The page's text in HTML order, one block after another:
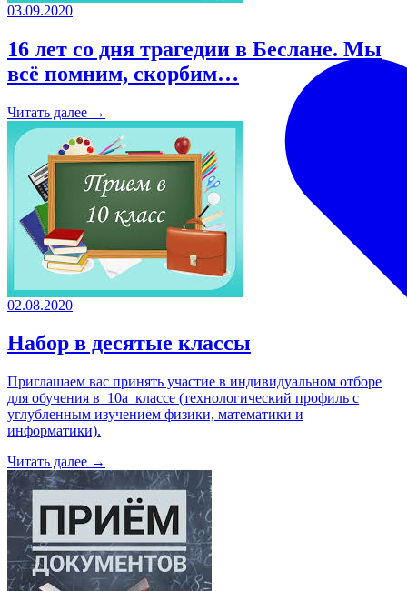
03.09.2020
16 лет со дня трагедии в Беслане. Мы
всё помним, скорбим…
Читать далее →
02.08.2020
Набор в десятые классы
Приглашаем вас принять участие в индивидуальном отборе
для обучения в 10а классе (технологический профиль с
углубленным изучением физики, математики и
информатики).
Читать далее →